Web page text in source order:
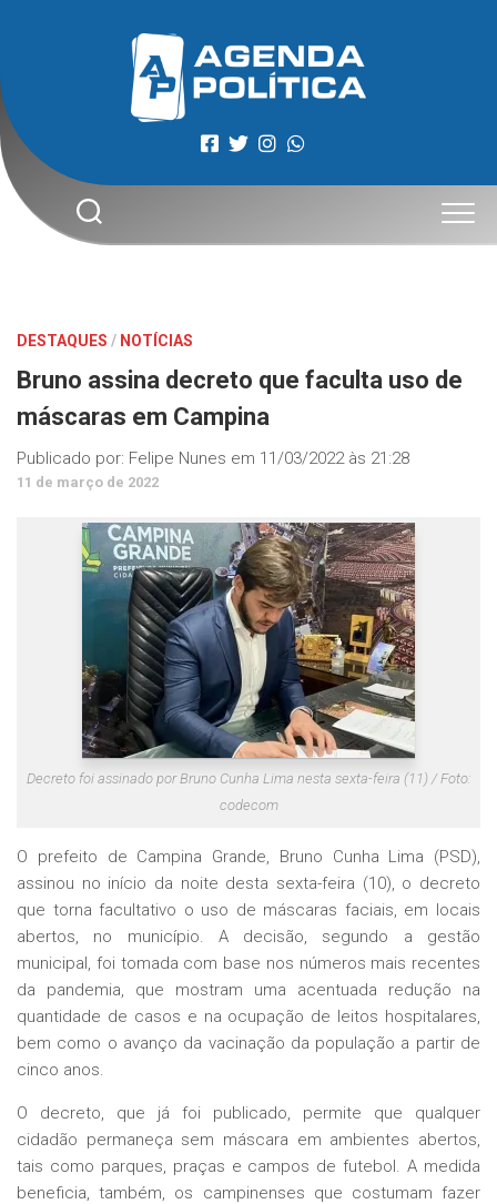
DESTAQUES / NOTÍCIAS
Bruno assina decreto que faculta uso de
máscaras em Campina
Publicado por: Felipe Nunes em 11/03/2022 às 21:28
11 de março de 2022
Decreto foi assinado por Bruno Cunha Lima nesta sexta-feira (11) / Foto:
codecom
O prefeito de Campina Grande, Bruno Cunha Lima (PSD),
assinou no início da noite desta sexta-feira (10), o decreto
que torna facultativo o uso de máscaras faciais, em locais
abertos, no município. A decisão, segundo a gestão
municipal, foi tomada com base nos números mais recentes
da pandemia, que mostram uma acentuada redução na
quantidade de casos e na ocupação de leitos hospitalares,
bem como o avanço da vacinação da população a partir de
cinco anos.
O decreto, que já foi publicado, permite que qualquer
cidadão permaneça sem máscara em ambientes abertos,
tais como parques, praças e campos de futebol. A medida
beneficia, também, os campinenses que costumam fazer